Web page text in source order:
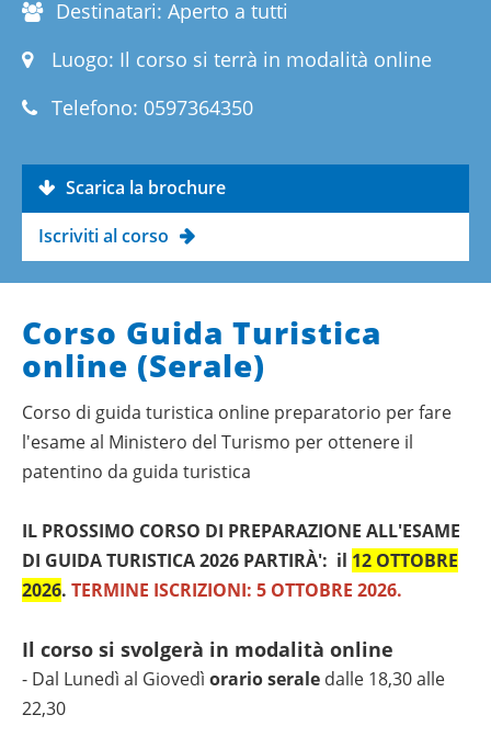
Corso Guida Turistica
online (Serale)
Corso di guida turistica online preparatorio per fare
l'esame al Ministero del Turismo per ottenere il
patentino da guida turistica
IL PROSSIMO CORSO DI PREPARAZIONE ALL'ESAME
DI GUIDA TURISTICA 2026 PARTIRÀ': il 12 OTTOBRE
2026. TERMINE ISCRIZIONI: 5 OTTOBRE 2026.
Il corso si svolgerà in modalità online
- Dal Lunedì al Giovedì orario serale dalle 18,30 alle
22,30
Destinatari: Aperto a tutti
Luogo: Il corso si terrà in modalità online
Telefono: 0597364350
Scarica la brochure
Iscriviti al corso